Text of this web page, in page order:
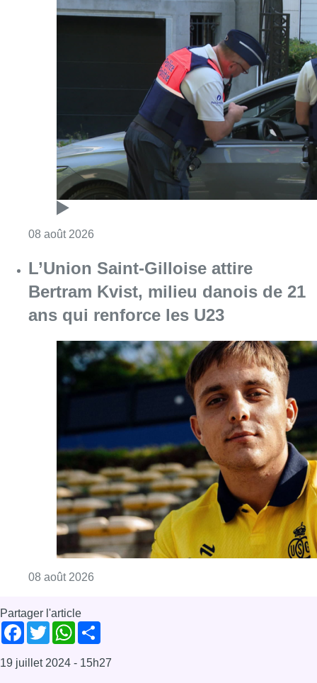
08 août 2026
L’Union Saint-Gilloise attire
Bertram Kvist, milieu danois de 21
ans qui renforce les U23
08 août 2026
Partager l'article
Facebook
TwitterWhatsApp
19 juillet 2024 - 15h27